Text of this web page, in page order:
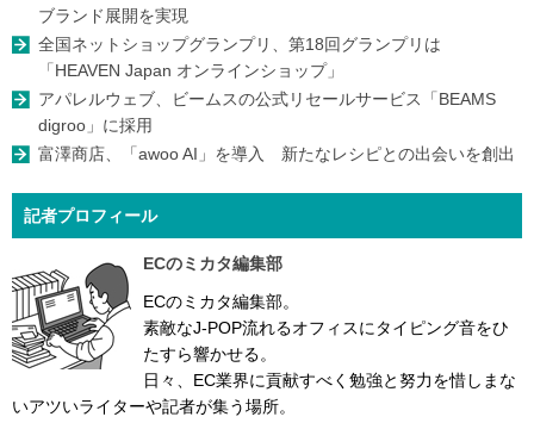
ブランド展開を実現
全国ネットショップグランプリ、第18回グランプリは
「HEAVEN Japan オンラインショップ」
アパレルウェブ、ビームスの公式リセールサービス「BEAMS
digroo」に採用
富澤商店、「awoo AI」を導入 新たなレシピとの出会いを創出
記者プロフィール
ECのミカタ編集部
ECのミカタ編集部。
素敵なJ-POP流れるオフィスにタイピング音をひ
たすら響かせる。
日々、EC業界に貢献すべく勉強と努力を惜しまな
いアツいライターや記者が集う場所。